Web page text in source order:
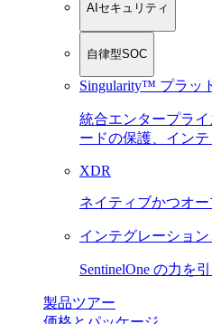
AIセキュリティ
自律型SOC
Singularity™ プラッ
統合エンタープラ
ードの保護、インテ
XDR
ネイティブかつオー
インテグレーショ
SentinelOne の力を
製品ツアー